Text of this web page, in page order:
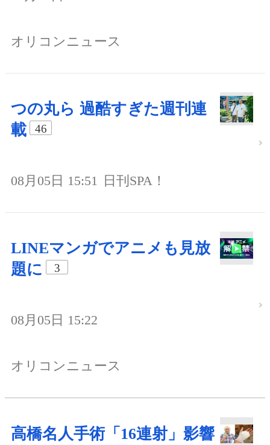
オリコンニュース
つの丸ら 過酷すぎた週刊連
載
46
08月05日 15:51 日刊SPA！
LINEマンガでアニメも見放
題に
3
08月05日 15:22
オリコンニュース
高橋名人手術「16連射」影響